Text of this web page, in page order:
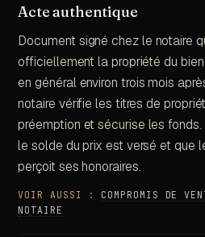
Acte authentique
Document signé chez le notaire
officiellement la propriété du
en général environ trois mois
notaire vérifie les titres de
préemption et sécurise les
le solde du prix est versé et que
perçoit ses honoraires.
VOIR AUSSI : COMPROMIS DE
NOTAIRE